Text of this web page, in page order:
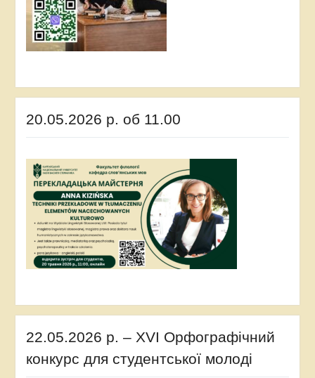
20.05.2026 р. об 11.00
22.05.2026 р. – XVI Орфографічний
конкурс для студентської молоді